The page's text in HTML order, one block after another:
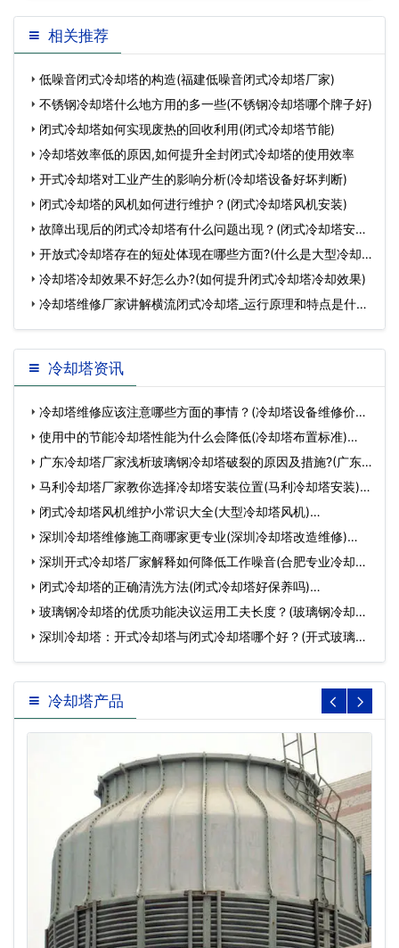
却塔的定义与防腐知识，有
必要看看(冷却塔排出的…
明冷却教你如何正确使用冷
却塔(冷却塔布置标准
相关推荐
低噪音闭式冷却塔的构造(福建低噪音闭式冷却塔厂家)
不锈钢冷却塔什么地方用的多一些(不锈钢冷却塔哪个牌子好)
闭式冷却塔如何实现废热的回收利用(闭式冷却塔节能)
冷却塔效率低的原因,如何提升全封闭式冷却塔的使用效率
开式冷却塔对工业产生的影响分析(冷却塔设备好坏判断)
闭式冷却塔的风机如何进行维护？(闭式冷却塔风机安装)
故障出现后的闭式冷却塔有什么问题出现？(闭式冷却塔安装
在室
开放式冷却塔存在的短处体现在哪些方面?(什么是大型冷却
塔)冷却塔冷却效果不好怎么办?(如何提升闭式冷却塔冷却效果)
冷却塔维修厂家讲解横流闭式冷却塔_运行原理和特点是什么
(
冷却塔资讯
冷却塔维修应该注意哪些方面的事情？(冷却塔设备维修价格)
… 使用中的节能冷却塔性能为什么会降低(冷却塔布置标准)…
广东冷却塔厂家浅析玻璃钢冷却塔破裂的原因及措施?(广东
圆…马利冷却塔厂家教你选择冷却塔安装位置(马利冷却塔安装)…
闭式冷却塔风机维护小常识大全(大型冷却塔风机)…
深圳冷却塔维修施工商哪家更专业(深圳冷却塔改造维修)…
深圳开式冷却塔厂家解释如何降低工作噪音(合肥专业冷却塔
生…闭式冷却塔的正确清洗方法(闭式冷却塔好保养吗)…
玻璃钢冷却塔的优质功能决议运用工夫长度？(玻璃钢冷却塔
哪些…
深圳冷却塔：开式冷却塔与闭式冷却塔哪个好？(开式玻璃钢
冷却塔…
冷却塔产品